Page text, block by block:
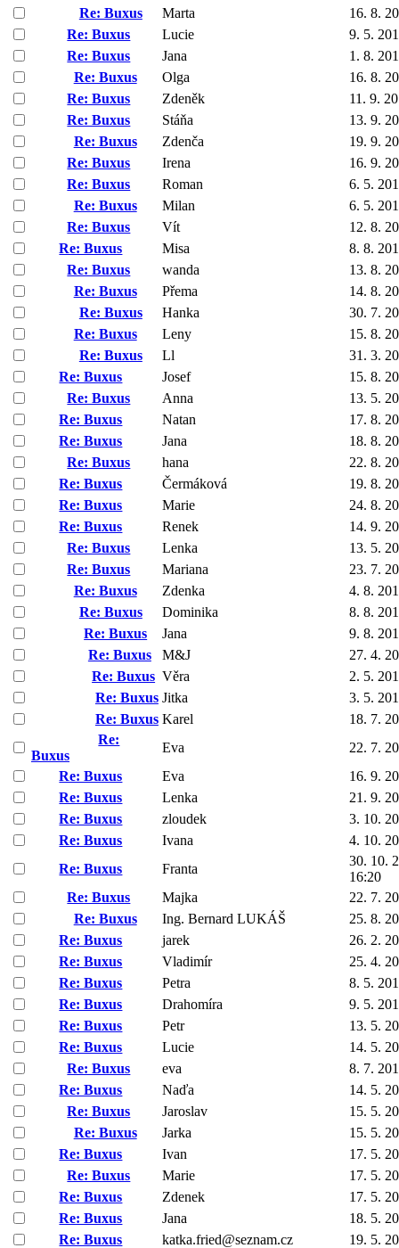
Re: Buxus
Marta
16. 8.
Re: Buxus
Lucie
9. 5.
Re: Buxus
Jana
1. 8.
Re: Buxus
Olga
16. 8.
Re: Buxus
Zdeněk
11. 9.
Re: Buxus
Stáňa
13. 9.
Re: Buxus
Zdenča
19. 9.
Re: Buxus
Irena
16. 9.
Re: Buxus
Roman
6. 5.
Re: Buxus
Milan
6. 5.
Re: Buxus
Vít
12. 8.
Re: Buxus
Misa
8. 8.
Re: Buxus
wanda
13. 8.
Re: Buxus
Přema
14. 8.
Re: Buxus
Hanka
30. 7.
Re: Buxus
Leny
15. 8.
Re: Buxus
Ll
31. 3.
Re: Buxus
Josef
15. 8.
Re: Buxus
Anna
13. 5.
Re: Buxus
Natan
17. 8.
Re: Buxus
Jana
18. 8.
Re: Buxus
hana
22. 8.
Re: Buxus
Čermáková
19. 8.
Re: Buxus
Marie
24. 8.
Re: Buxus
Renek
14. 9.
Re: Buxus
Lenka
13. 5.
Re: Buxus
Mariana
23. 7.
Re: Buxus
Zdenka
4. 8.
Re: Buxus
Dominika
8. 8.
Re: Buxus
Jana
9. 8.
Re: Buxus
M&J
27. 4.
Re: Buxus Věra
2. 5.
Re: Buxus Jitka
3. 5.
Re: Buxus Karel
18. 7.
Re:
Buxus
Eva
22. 7.
Re: Buxus
Eva
16. 9.
Re: Buxus
Lenka
21. 9.
Re: Buxus
zloudek
3. 10.
Re: Buxus
Ivana
4. 10.
Re: Buxus
Franta
30. 10.
16:20
Re: Buxus
Majka
22. 7.
Re: Buxus
Ing. Bernard LUKÁŠ
25. 8.
Re: Buxus
jarek
26. 2.
Re: Buxus
Vladimír
25. 4.
Re: Buxus
Petra
8. 5.
Re: Buxus
Drahomíra
9. 5.
Re: Buxus
Petr
13. 5.
Re: Buxus
Lucie
14. 5.
Re: Buxus
eva
8. 7.
Re: Buxus
Naďa
14. 5.
Re: Buxus
Jaroslav
15. 5.
Re: Buxus
Jarka
15. 5.
Re: Buxus
Ivan
17. 5.
Re: Buxus
Marie
17. 5.
Re: Buxus
Zdenek
17. 5.
Re: Buxus
Jana
18. 5.
Re: Buxus
katka.fried@seznam.cz 19. 5.